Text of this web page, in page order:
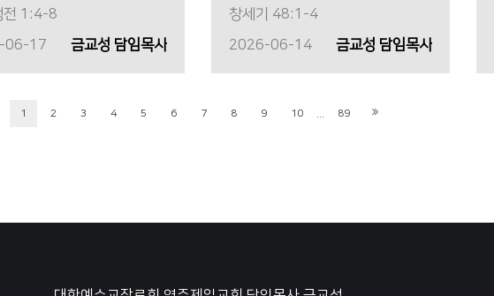
전 1:4-8
06-17
금교성 담임목사
창세기 48:1-4
2026-06-14
금교성 담임목사
1 2 3 4 5 6 7 8 9 10 89